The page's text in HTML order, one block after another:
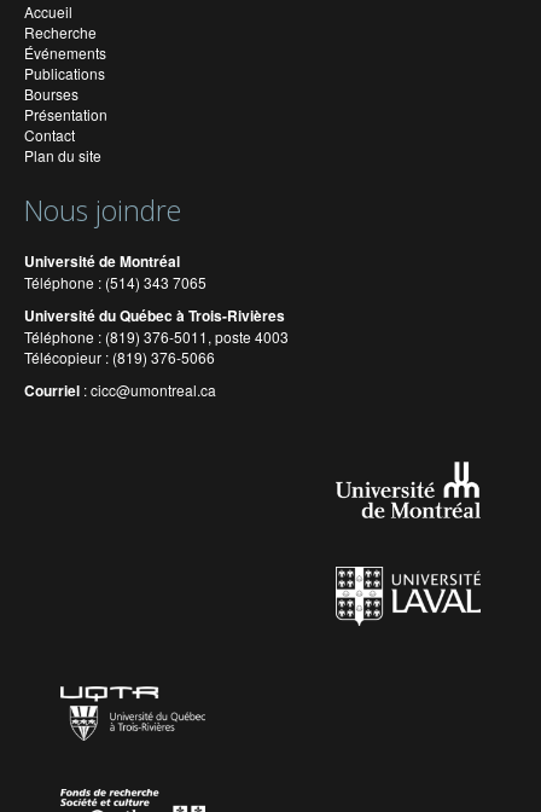
Accueil
Recherche
Événements
Publications
Bourses
Présentation
Contact
Plan du site
Nous joindre
Université de Montréal
Téléphone : (514) 343 7065
Université du Québec à Trois-Rivières
Téléphone : (819) 376-5011, poste 4003
Télécopieur : (819) 376-5066
Courriel :cicc@umontreal.ca